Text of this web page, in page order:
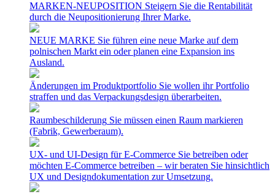
MARKEN-NEUPOSITION Steigern Sie die Rentabilität
durch die Neupositionierung Ihrer Marke.
NEUE MARKE Sie führen eine neue Marke auf dem
polnischen Markt ein oder planen eine Expansion ins
Ausland.
Änderungen im Produktportfolio Sie wollen ihr Portfolio
straffen und das Verpackungsdesign überarbeiten.
Raumbeschilderung Sie müssen einen Raum markieren
(Fabrik, Gewerberaum).
UX- und UI-Design für E-Commerce Sie betreiben oder
möchten E-Commerce betreiben – wir beraten Sie hinsichtlich
UX und Designdokumentation zur Umsetzung.